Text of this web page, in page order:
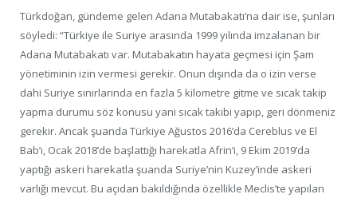
Türkdoğan, gündeme gelen Adana Mutabakatı’na dair ise, şunları
söyledi: “Türkiye ile Suriye arasında 1999 yılında imzalanan bir
Adana Mutabakatı var. Mutabakatın hayata geçmesi için Şam
yönetiminin izin vermesi gerekir. Onun dışında da o izin verse
dahi Suriye sınırlarında en fazla 5 kilometre gitme ve sıcak takip
yapma durumu söz konusu yani sıcak takibi yapıp, geri dönmeniz
gerekir. Ancak şuanda Türkiye Ağustos 2016’da Cereblus ve El
Bab’ı, Ocak 2018’de başlattığı harekatla Afrin’i, 9 Ekim 2019’da
yaptığı askeri harekatla şuanda Suriye’nin Kuzey’inde askeri
varlığı mevcut. Bu açıdan bakıldığında özellikle Meclis’te yapılan